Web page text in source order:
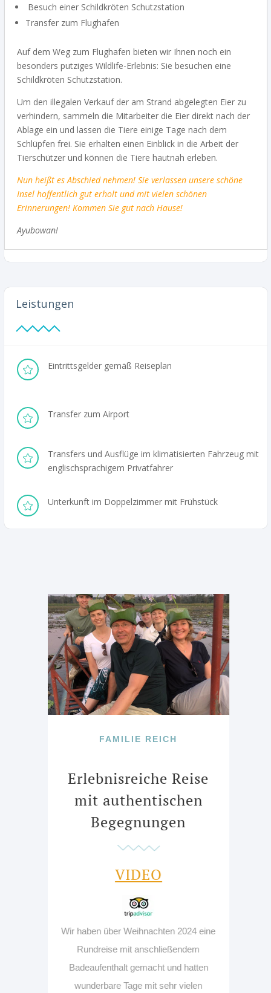
Besuch einer Schildkröten Schutzstation
Transfer zum Flughafen
Auf dem Weg zum Flughafen bieten wir Ihnen noch ein
besonders putziges Wildlife-Erlebnis: Sie besuchen eine
Schildkröten Schutzstation.
Um den illegalen Verkauf der am Strand abgelegten Eier zu
verhindern, sammeln die Mitarbeiter die Eier direkt nach der
Ablage ein und lassen die Tiere einige Tage nach dem
Schlüpfen frei. Sie erhalten einen Einblick in die Arbeit der
Tierschützer und können die Tiere hautnah erleben.
Nun heißt es Abschied nehmen! Sie verlassen unsere schöne
Insel hoffentlich gut erholt und mit vielen schönen
Erinnerungen! Kommen Sie gut nach Hause!
Ayubowan!
Leistungen
 Eintrittsgelder gemäß Reiseplan
 Transfer zum Airport

Transfers und Ausflüge im klimatisierten Fahrzeug mit
englischsprachigem Privatfahrer
 Unterkunft im Doppelzimmer mit Frühstück
FAMILIE REICH
Erlebnisreiche Reise
mit authentischen
Begegnungen
Wir haben über Weihnachten 2024 eine
Rundreise mit anschließendem
Badeaufenthalt gemacht und hatten
wunderbare Tage mit sehr vielen
VIDEO